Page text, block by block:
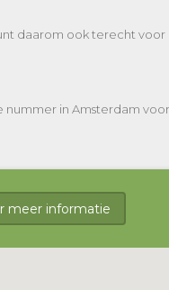
daarom ook terecht voor
nummer in Amsterdam
meer informatie